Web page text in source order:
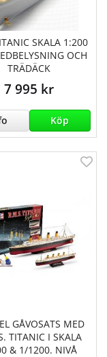
SKALA 1:200
OCH
TRÄDÄCK
7 995 kr
Köp
GÅVOSATS MED
TITANIC I SKALA
& 1/1200. NIVÅ